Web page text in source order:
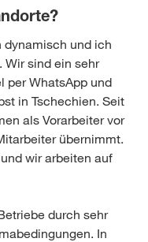
dynamisch und ich
Wir sind ein sehr
per WhatsApp und
in Tschechien. Seit
als Vorarbeiter vor
übernimmt.
wir arbeiten auf
durch sehr
In